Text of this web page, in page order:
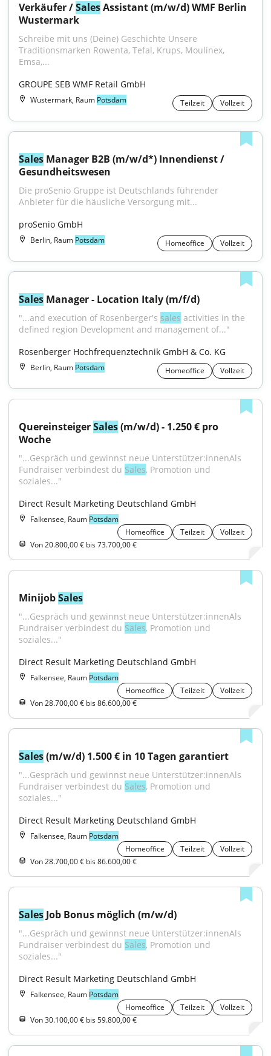
Verkäufer / Sales Assistant (m/w/d) WMF Berlin
Wustermark
Schreibe mit uns (Deine) Geschichte Unsere
Traditionsmarken Rowenta, Tefal, Krups, Moulinex,
Emsa,...
GROUPE SEB WMF Retail GmbH
Wustermark, Raum Potsdam Teilzeit Vollzeit
Sales Manager B2B (m/w/d*) Innendienst /
Gesundheitswesen
Die proSenio Gruppe ist Deutschlands führender
Anbieter für die häusliche Versorgung mit...
proSenio GmbH
Berlin, Raum Potsdam Homeoffice Vollzeit
Sales Manager - Location Italy (m/f/d)
"...and execution of Rosenberger's sales activities in the
defined region Development and management of..."
Rosenberger Hochfrequenztechnik GmbH & Co. KG
Berlin, Raum Potsdam Homeoffice Vollzeit
Quereinsteiger Sales (m/w/d) - 1.250 € pro
Woche
"...Gespräch und gewinnst neue Unterstützer:innenAls
Fundraiser verbindest du Sales, Promotion und
soziales..."
Direct Result Marketing Deutschland GmbH
Falkensee, Raum Potsdam
Homeoffice
Teilzeit
Vollzeit
Von 20.800,00 € bis 73.700,00 €
Minijob Sales
"...Gespräch und gewinnst neue Unterstützer:innenAls
Fundraiser verbindest du Sales, Promotion und
soziales..."
Direct Result Marketing Deutschland GmbH
Falkensee, Raum Potsdam
Homeoffice
Teilzeit
Vollzeit
Von 28.700,00 € bis 86.600,00 €
Sales (m/w/d) 1.500 € in 10 Tagen garantiert
"...Gespräch und gewinnst neue Unterstützer:innenAls
Fundraiser verbindest du Sales, Promotion und
soziales..."
Direct Result Marketing Deutschland GmbH
Falkensee, Raum Potsdam
Homeoffice
Teilzeit
Vollzeit
Von 28.700,00 € bis 86.600,00 €
Sales Job Bonus möglich (m/w/d)
"...Gespräch und gewinnst neue Unterstützer:innenAls
Fundraiser verbindest du Sales, Promotion und
soziales..."
Direct Result Marketing Deutschland GmbH
Falkensee, Raum Potsdam
Homeoffice
Teilzeit
Vollzeit
Von 30.100,00 € bis 59.800,00 €